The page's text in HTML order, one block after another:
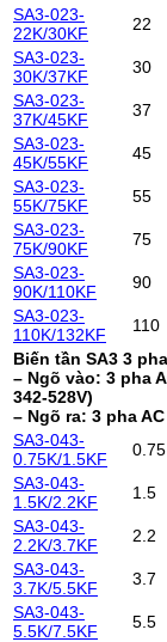
SA3-023-
22K/30KF
22
SA3-023-
30K/37KF
30
SA3-023-
37K/45KF
37
SA3-023-
45K/55KF
45
SA3-023-
55K/75KF
55
SA3-023-
75K/90KF
75
SA3-023-
90K/110KF
90
SA3-023-
110K/132KF
110
Biến tần SA3 3
– Ngõ vào: 3 pha
342-528V)
– Ngõ ra: 3 pha
SA3-043-
0.75K/1.5KF
0.75
SA3-043-
1.5K/2.2KF
1.5
SA3-043-
2.2K/3.7KF
2.2
SA3-043-
3.7K/5.5KF
3.7
SA3-043-
5.5K/7.5KF
5.5